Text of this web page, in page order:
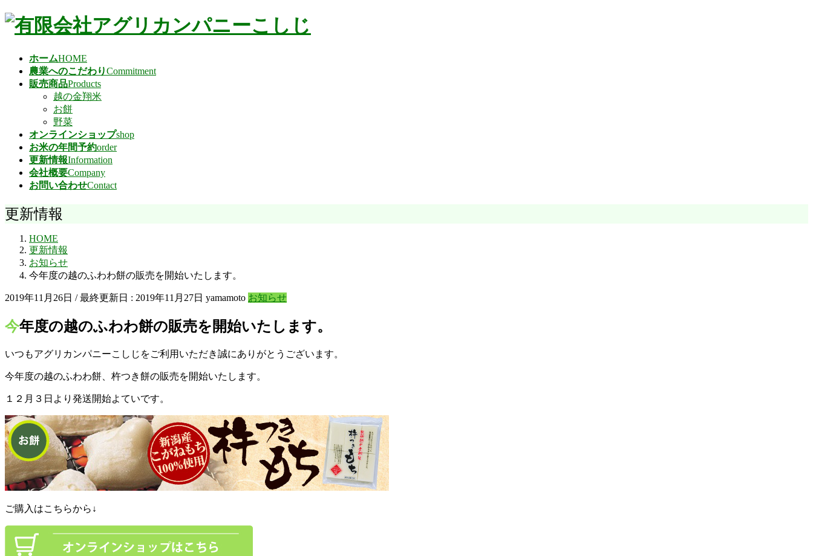
ホームHOME
農業へのこだわりCommitment
販売商品Products
越の金翔米
お餅
野菜
オンラインショップshop
お米の年間予約order
更新情報Information
会社概要Company
お問い合わせContact
更新情報
HOME
更新情報
お知らせ
今年度の越のふわわ餅の販売を開始いたします。
2019年11月26日 / 最終更新日 : 2019年11月27日 yamamoto お知らせ
今年度の越のふわわ餅の販売を開始いたします。
いつもアグリカンパニーこしじをご利用いただき誠にありがとうございます。
今年度の越のふわわ餅、杵つき餅の販売を開始いたします。
１２月３日より発送開始よていです。
ご購入はこちらから↓